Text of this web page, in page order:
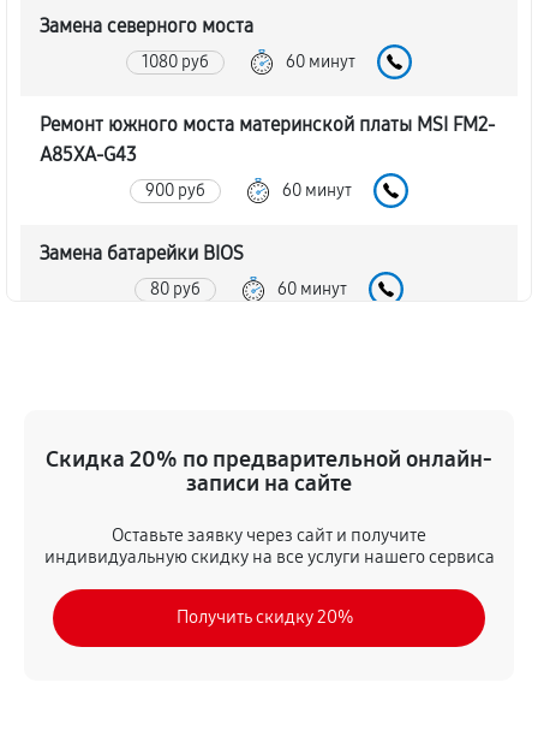
Замена северного моста
1080 руб 60 минут
Ремонт южного моста материнской платы MSI FM2-
A85XA-G43
900 руб 60 минут
Замена батарейки BIOS
80 руб 60 минут
Скидка 20% по предварительной онлайн-
записи на сайте
Оставьте заявку через сайт и получите
индивидуальную скидку на все услуги нашего сервиса
Получить скидку 20%